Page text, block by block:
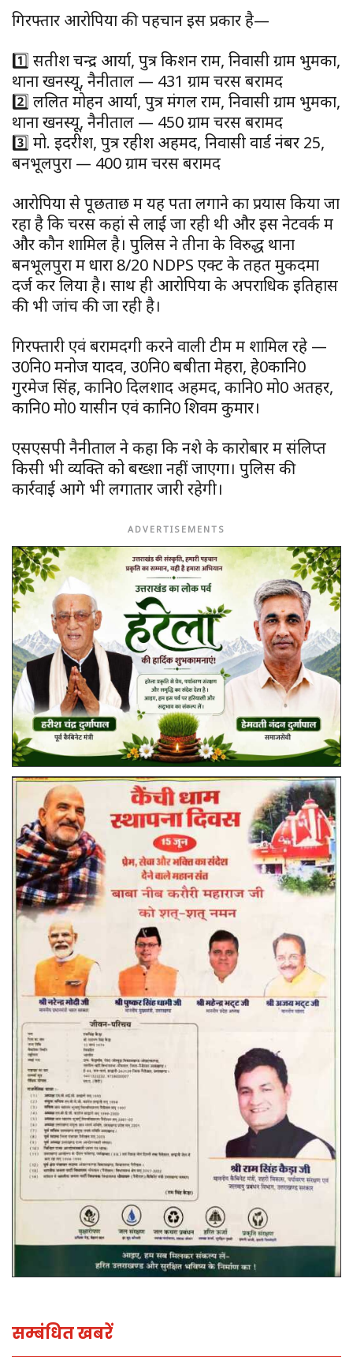
गिरफ्तार आरोपियों की पहचान इस प्रकार है—
1️⃣ सतीश चन्द्र आर्या, पुत्र किशन राम, निवासी ग्राम भुमका,
थाना खनस्यू, नैनीताल — 431 ग्राम चरस बरामद
2️⃣ ललित मोहन आर्या, पुत्र मंगल राम, निवासी ग्राम भुमका,
थाना खनस्यू, नैनीताल — 450 ग्राम चरस बरामद
3️⃣ मो. इदरीश, पुत्र रहीश अहमद, निवासी वार्ड नंबर 25,
बनभूलपुरा — 400 ग्राम चरस बरामद
आरोपियों से पूछताछ में यह पता लगाने का प्रयास किया जा
रहा है कि चरस कहां से लाई जा रही थी और इस नेटवर्क में
और कौन शामिल है। पुलिस ने तीनों के विरुद्ध थाना
बनभूलपुरा में धारा 8/20 NDPS एक्ट के तहत मुकदमा
दर्ज कर लिया है। साथ ही आरोपियों के अपराधिक इतिहास
की भी जांच की जा रही है।
गिरफ्तारी एवं बरामदगी करने वाली टीम में शामिल रहे —
उ0नि0 मनोज यादव, उ0नि0 बबीता मेहरा, हे0कानि0
गुरमेज सिंह, कानि0 दिलशाद अहमद, कानि0 मो0 अतहर,
कानि0 मो0 यासीन एवं कानि0 शिवम कुमार।
एसएसपी नैनीताल ने कहा कि नशे के कारोबार में संलिप्त
किसी भी व्यक्ति को बख्शा नहीं जाएगा। पुलिस की
कार्रवाई आगे भी लगातार जारी रहेगी।
ADVERTISEMENTS
सम्बंधित खबरें